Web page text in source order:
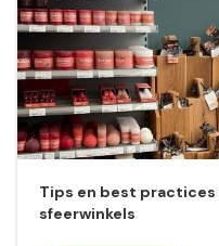
Tips en best practices
sfeerwinkels